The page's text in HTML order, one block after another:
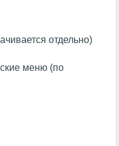
отдельно)
меню (по